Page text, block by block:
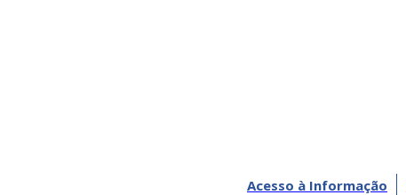
Acesso à Informação